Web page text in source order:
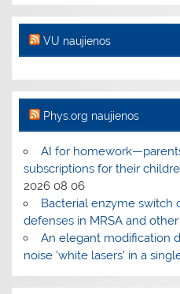
VU naujienos
Phys.org naujienos
AI for
subscriptions for their
2026 08 06
Bacterial enzyme switch
defenses in MRSA and
An elegant modification
noise 'white lasers' in a